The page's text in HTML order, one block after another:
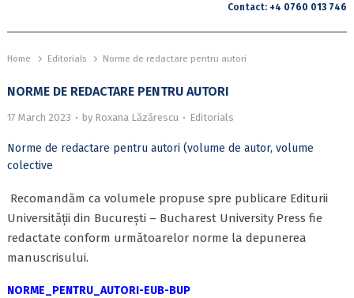
Contact: +4 0760 013 746
Home Editorials Norme de redactare pentru autori
NORME DE REDACTARE PENTRU AUTORI
17 March 2023 by Roxana Lăzărescu Editorials
Norme de redactare pentru autori (volume de autor, volume
colective
Recomandăm ca volumele propuse spre publicare Editurii
Universității din București – Bucharest University Press fie
redactate conform următoarelor norme la depunerea
manuscrisului.
NORME_PENTRU_AUTORI-EUB-BUP